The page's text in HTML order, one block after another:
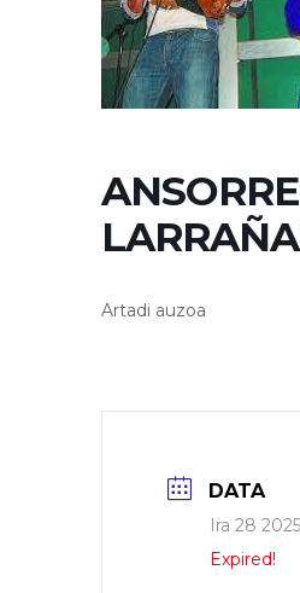
Artadi auzoa
DATA
Ira 28 2025
Expired!